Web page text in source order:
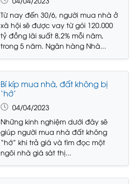
Từ nay đến 30/6, người mua nhà ở
xã hội sẽ được vay từ gói 120.000
tỷ đồng lãi suất 8,2% mỗi năm,
trong 5 năm. Ngân hàng Nhà...
Bí kíp mua nhà, đất không bị
‘hớ’
04/04/2023
Những kinh nghiệm dưới đây sẽ
giúp người mua nhà đất không
“hớ” khi trả giá và tìm đọc một
ngôi nhà giá sát thị...